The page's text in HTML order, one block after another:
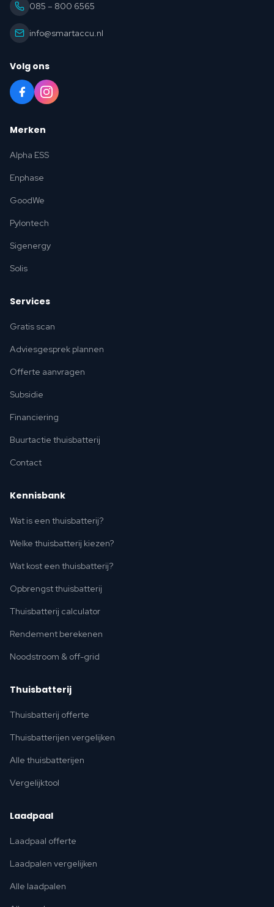
085 – 800 6565
info@smartaccu.nl
Volg ons
Merken
Alpha ESS
Enphase
GoodWe
Pylontech
Sigenergy
Solis
Services
Gratis scan
Adviesgesprek plannen
Offerte aanvragen
Subsidie
Financiering
Buurtactie thuisbatterij
Contact
Kennisbank
Wat is een thuisbatterij?
Welke thuisbatterij kiezen?
Wat kost een thuisbatterij?
Opbrengst thuisbatterij
Thuisbatterij calculator
Rendement berekenen
Noodstroom & off-grid
Thuisbatterij
Thuisbatterij offerte
Thuisbatterijen vergelijken
Alle thuisbatterijen
Vergelijktool
Laadpaal
Laadpaal offerte
Laadpalen vergelijken
Alle laadpalen